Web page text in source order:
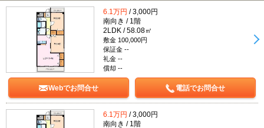
6.1万円 / 3,000円
南向き / 1階
2LDK / 58.08㎡
敷金 100,000円
保証金 --
礼金 --
償却 --
Webでお問合せ 電話でお問合せ
6.1万円 / 3,000円
南向き / 1階